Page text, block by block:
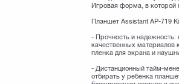
Игровая форма, в которой
Планшет Assistant AP-719
- Прочность и
качественных материалов
пленка для экрана и
- Дистанционный тайм-
отбирать у ребенка